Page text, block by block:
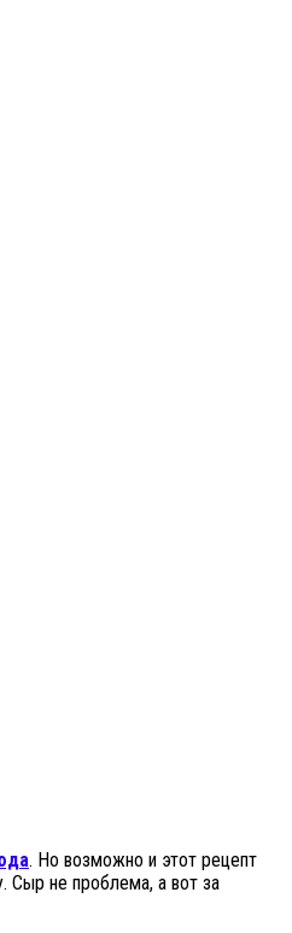
. Но возможно и этот рецепт
Сыр не проблема, а вот за